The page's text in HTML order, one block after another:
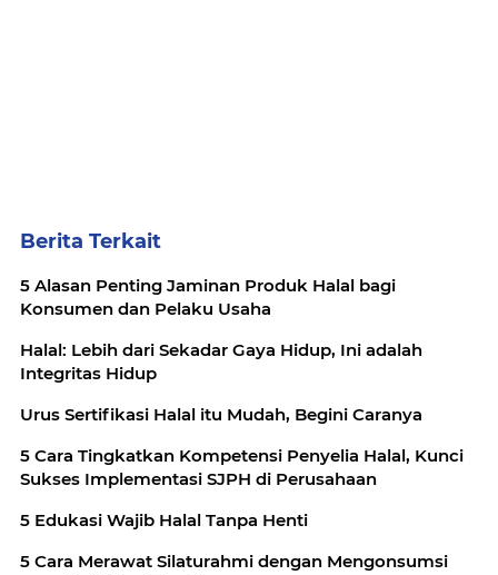
Berita Terkait
5 Alasan Penting Jaminan Produk Halal bagi
Konsumen dan Pelaku Usaha
Halal: Lebih dari Sekadar Gaya Hidup, Ini adalah
Integritas Hidup
Urus Sertifikasi Halal itu Mudah, Begini Caranya
5 Cara Tingkatkan Kompetensi Penyelia Halal, Kunci
Sukses Implementasi SJPH di Perusahaan
5 Edukasi Wajib Halal Tanpa Henti
5 Cara Merawat Silaturahmi dengan Mengonsumsi